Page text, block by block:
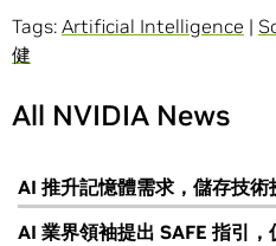
Tags: Artificial Intelligence |
健
All NVIDIA News
AI 推升記憶體需求，儲存技術
AI 業界領袖提出 SAFE 指引